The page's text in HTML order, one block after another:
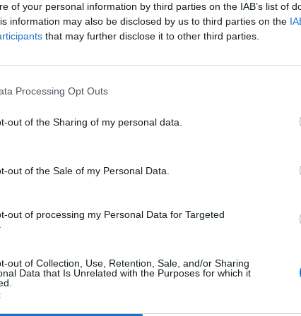
of your personal information by third parties on the IAB’s list of
information may also be disclosed by us to third parties on the
that may further disclose it to other third parties.
Processing Opt Outs
out of the Sharing of my personal data.
out of the Sale of my Personal Data.
out of processing my Personal Data for Targeted
out of Collection, Use, Retention, Sale, and/or Sharing
Data that Is Unrelated with the Purposes for which it
Trump, Meloni e la strategia